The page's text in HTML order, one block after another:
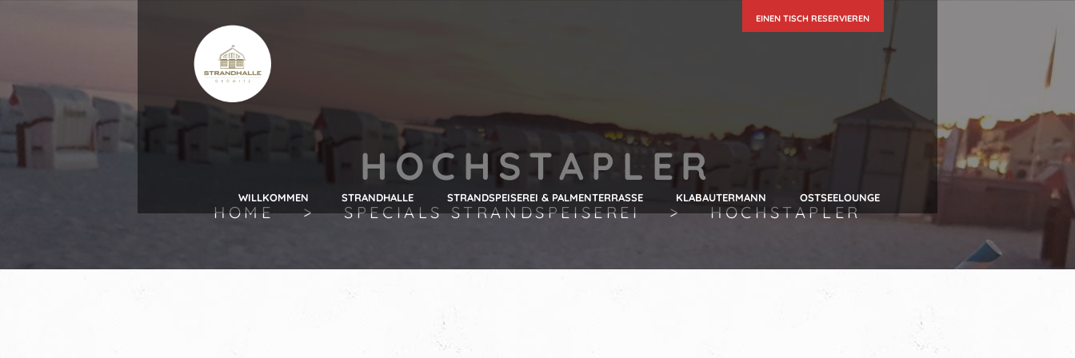
EINEN TISCH RESERVIEREN
WILLKOMMEN STRANDHALLE STRANDSPEISEREI & PALMENTERRASSE KLABAUTERMANN OSTSEELOUNGE
HOCHSTAPLER
HOME SPECIALS STRANDSPEISEREI HOCHSTAPLER